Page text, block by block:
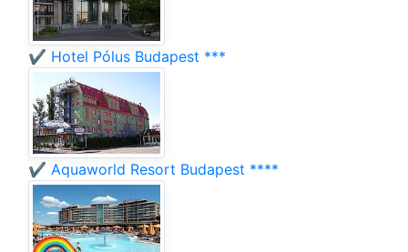
✔️ Hotel Pólus Budapest ***
✔️ Aquaworld Resort Budapest ****